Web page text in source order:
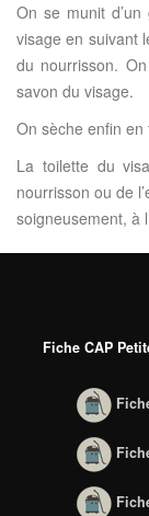
On se munit
visage en suivant
du nourrisson.
savon du visage.
On sèche enfin
La toilette du
nourrisson ou de
soigneusement, à
Fiche CAP